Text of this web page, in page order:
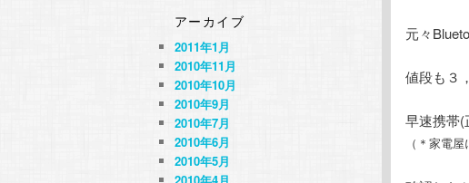
元々
値段も３
早速携帯(
（＊家電
アーカイブ
2011年1月
2010年11月
2010年10月
2010年9月
2010年7月
2010年6月
2010年5月